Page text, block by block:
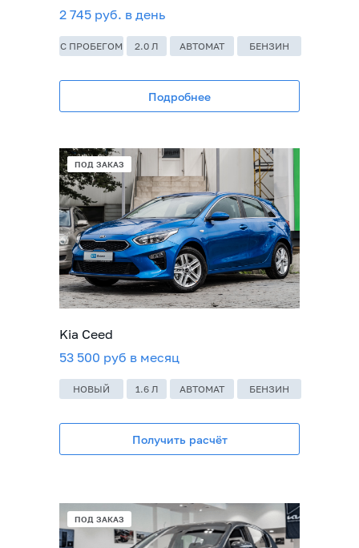
2 745 руб. в день
2.0 Л АВТОМАТ БЕНЗИН
С ПРОБЕГОМ
Kia Ceed
53 500 руб в месяц
1.6 Л АВТОМАТ БЕНЗИН
НОВЫЙ
Подробнее
Получить расчёт
ПОД ЗАКАЗ
ПОД ЗАКАЗ
ПОД ЗАКАЗ
ПОД ЗАКАЗ